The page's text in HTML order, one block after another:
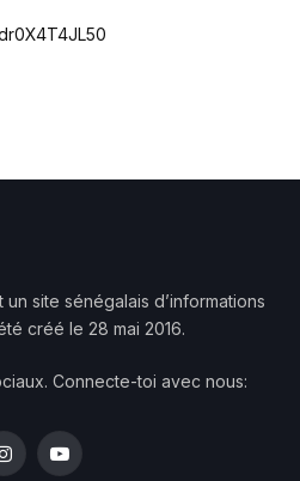
un site sénégalais d’informations
créé le 28 mai 2016.
Connecte-toi avec nous:
InstagramYouTube